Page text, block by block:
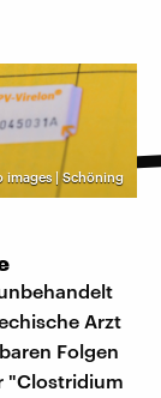
images | Schöning
Arzt
Folgen
"Clostridium